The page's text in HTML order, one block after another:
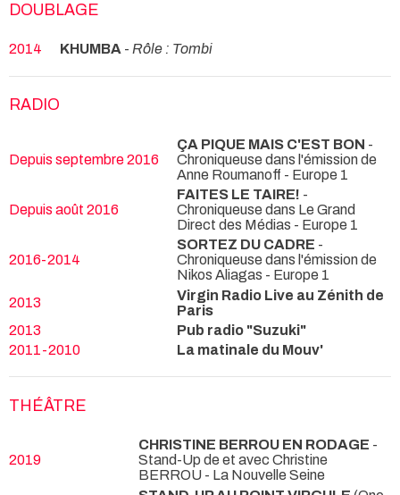
DOUBLAGE
2014 KHUMBA - Rôle : Tombi
RADIO
Depuis septembre 2016
ÇA PIQUE MAIS C'EST BON -
Chroniqueuse dans l'émission de
Anne Roumanoff - Europe 1
Depuis août 2016
FAITES LE TAIRE! -
Chroniqueuse dans Le Grand
Direct des Médias - Europe 1
2016-2014
SORTEZ DU CADRE -
Chroniqueuse dans l'émission de
Nikos Aliagas - Europe 1
2013
Virgin Radio Live au Zénith de
Paris
2013
Pub radio "Suzuki"
2011-2010
La matinale du Mouv'
THÉÂTRE
2019
CHRISTINE BERROU EN RODAGE -
Stand-Up de et avec Christine
BERROU - La Nouvelle Seine